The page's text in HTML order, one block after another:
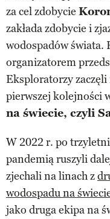
za cel zdobycie
zakłada zdobycie i
wodospadów świata.
organizatorem
Eksploratorzy
pierwszej kolejności
na świecie, czyli
W 2022 r. po
pandemią ruszyli
zjechali na linach z
wodospadu na
jako druga ekipa na